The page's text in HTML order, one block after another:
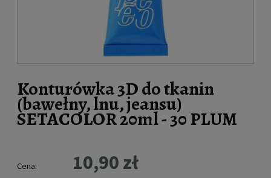
Konturówka 3D do tkanin
(bawełny, lnu, jeansu)
SETACOLOR 20ml - 30 PLUM
Cena: 10,90 zł